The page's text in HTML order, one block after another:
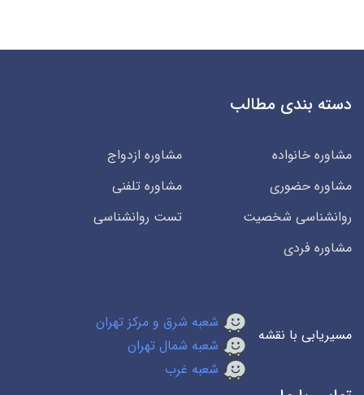
دسته بندی مطالب
مشاوره خانواده
مشاوره ازدواج
مشاوره حضوری
مشاوره تلفنی
روانشناسی شخصیت
تست روانشناسی
مشاوره فردی
مسیریابی با نقشه
شعبه شرق و مرکز تهران
شعبه شمال تهران
شعبه غرب